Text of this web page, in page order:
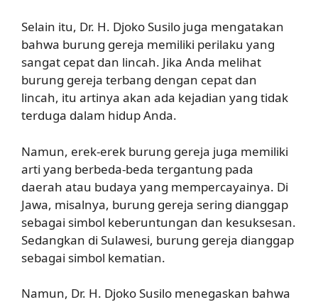
Selain itu, Dr. H. Djoko Susilo juga mengatakan
bahwa burung gereja memiliki perilaku yang
sangat cepat dan lincah. Jika Anda melihat
burung gereja terbang dengan cepat dan
lincah, itu artinya akan ada kejadian yang tidak
terduga dalam hidup Anda.
Namun, erek-erek burung gereja juga memiliki
arti yang berbeda-beda tergantung pada
daerah atau budaya yang mempercayainya. Di
Jawa, misalnya, burung gereja sering dianggap
sebagai simbol keberuntungan dan kesuksesan.
Sedangkan di Sulawesi, burung gereja dianggap
sebagai simbol kematian.
Namun, Dr. H. Djoko Susilo menegaskan bahwa